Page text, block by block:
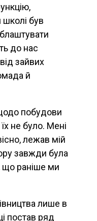
був
до нас
зайвих
й
побудови
не було. Мені
лежав мій
завжди була
що раніше ми
лише в
постав ряд